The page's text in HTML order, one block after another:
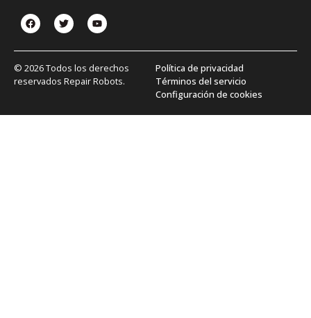
© 2026 Todos los derechos
reservados Repair Robots.
Política de privacidad
Términos del servicio
Configuración de cookies